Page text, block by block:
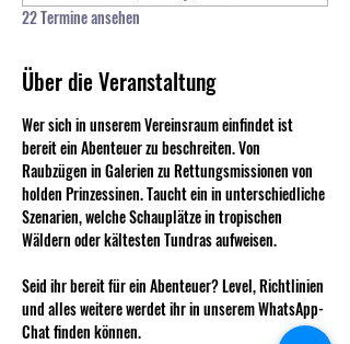
22 Termine ansehen
Über die Veranstaltung
Wer sich in unserem Vereinsraum einfindet ist
bereit ein Abenteuer zu beschreiten. Von
Raubzügen in Galerien zu Rettungsmissionen von
holden Prinzessinen. Taucht ein in unterschiedliche
Szenarien, welche Schauplätze in tropischen
Wäldern oder kältesten Tundras aufweisen.
Seid ihr bereit für ein Abenteuer? Level, Richtlinien
und alles weitere werdet ihr in unserem WhatsApp-
Chat finden können.